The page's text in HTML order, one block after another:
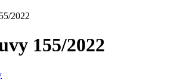
2022
155/2022